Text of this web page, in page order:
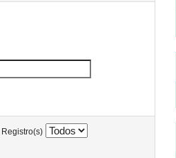
Registro(s)